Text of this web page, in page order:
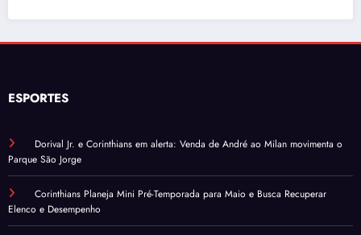
ESPORTES
Dorival Jr. e Corinthians em alerta: Venda de André ao Milan movimenta o
Parque São Jorge
Corinthians Planeja Mini Pré-Temporada para Maio e Busca Recuperar
Elenco e Desempenho